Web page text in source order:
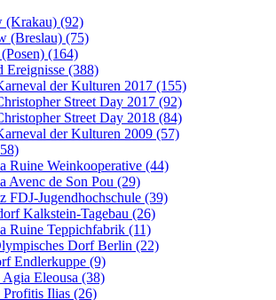
(Krakau) (92)
(Breslau) (75)
(164)
Ereignisse (388)
der Kulturen 2017 (155)
Street Day 2017 (92)
Street Day 2018 (84)
der Kulturen 2009 (57)
Ruine Weinkooperative (44)
Avenc de Son Pou (29)
FDJ-Jugendhochschule (39)
Kalkstein-Tagebau (26)
Ruine Teppichfabrik (11)
Dorf Berlin (22)
Endlerkuppe (9)
Agia Eleousa (38)
Profitis Ilias (26)